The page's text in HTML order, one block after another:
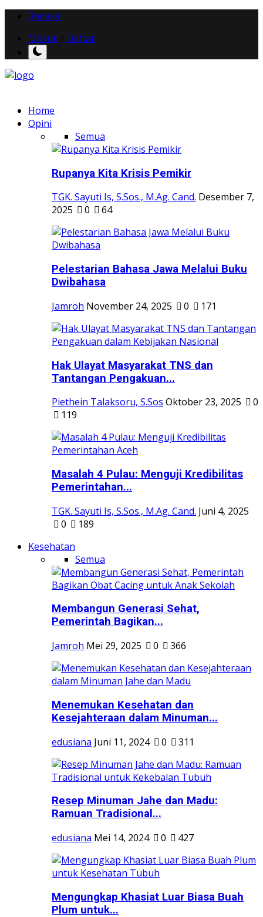
Redaksi
Masuk
Daftar
Home
Opini
Semua
Rupanya Kita Krisis Pemikir
TGK. Sayuti Is, S.Sos., M.Ag. Cand. Desember 7,
2025
0 64
Pelestarian Bahasa Jawa Melalui Buku
Dwibahasa
Jamroh November 24, 2025 0 171
Hak Ulayat Masyarakat TNS dan
Tantangan Pengakuan...
Piethein Talaksoru, S.Sos Oktober 23, 2025
0
119
Masalah 4 Pulau: Menguji Kredibilitas
Pemerintahan...
TGK. Sayuti Is, S.Sos., M.Ag. Cand. Juni 4, 2025
0
189
Kesehatan
Semua
Membangun Generasi Sehat,
Pemerintah Bagikan...
Jamroh Mei 29, 2025 0 366
Menemukan Kesehatan dan
Kesejahteraan dalam Minuman...
edusiana Juni 11, 2024 0 311
Resep Minuman Jahe dan Madu:
Ramuan Tradisional...
edusiana Mei 14, 2024 0 427
Mengungkap Khasiat Luar Biasa Buah
Plum untuk...